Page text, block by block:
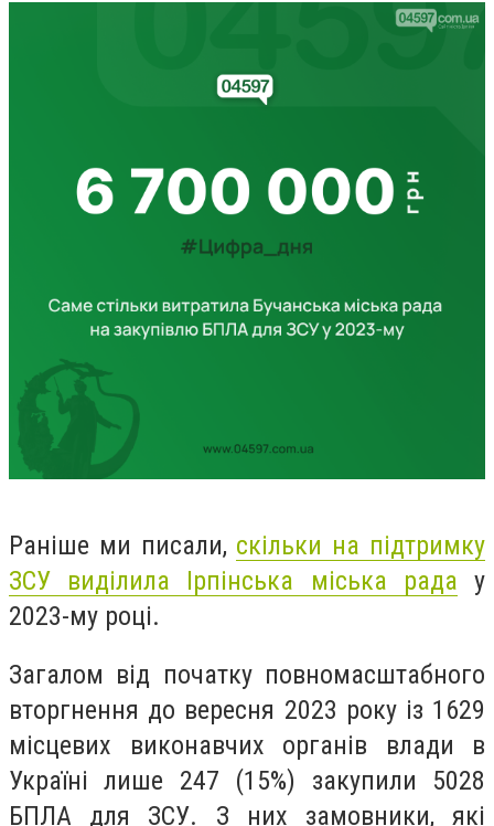
Раніше ми писали, скільки на підтримку
ЗСУ виділила Ірпінська міська рада у
2023-му році.
Загалом від початку повномасштабного
вторгнення до вересня 2023 року із 1629
місцевих виконавчих органів влади в
Україні лише 247 (15%) закупили 5028
БПЛА для ЗСУ. З них замовники, які